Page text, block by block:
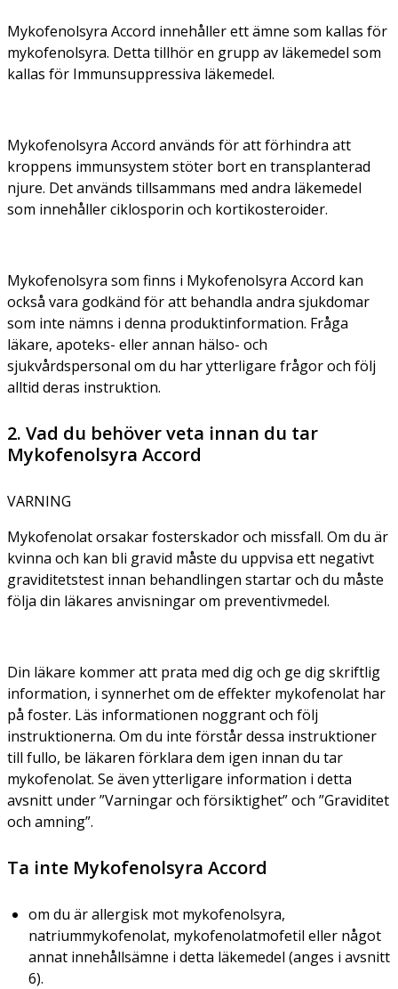
Mykofenolsyra Accord innehåller ett ämne som kallas för
mykofenolsyra. Detta tillhör en grupp av läkemedel som
kallas för Immunsuppressiva läkemedel.
Mykofenolsyra Accord används för att förhindra att
kroppens immunsystem stöter bort en transplanterad
njure. Det används tillsammans med andra läkemedel
som innehåller ciklosporin och kortikosteroider.
Mykofenolsyra som finns i Mykofenolsyra Accord kan
också vara godkänd för att behandla andra sjukdomar
som inte nämns i denna produktinformation. Fråga
läkare, apoteks- eller annan hälso- och
sjukvårdspersonal om du har ytterligare frågor och följ
alltid deras instruktion.
2. Vad du behöver veta innan du tar
Mykofenolsyra Accord
VARNING
Mykofenolat orsakar fosterskador och missfall. Om du är
kvinna och kan bli gravid måste du uppvisa ett negativt
graviditetstest innan behandlingen startar och du måste
följa din läkares anvisningar om preventivmedel.
Din läkare kommer att prata med dig och ge dig skriftlig
information, i synnerhet om de effekter mykofenolat har
på foster. Läs informationen noggrant och följ
instruktionerna. Om du inte förstår dessa instruktioner
till fullo, be läkaren förklara dem igen innan du tar
mykofenolat. Se även ytterligare information i detta
avsnitt under ”Varningar och försiktighet” och ”Graviditet
och amning”.
Ta inte Mykofenolsyra Accord
om du är allergisk mot mykofenolsyra,
natriummykofenolat, mykofenolatmofetil eller något
annat innehållsämne i detta läkemedel (anges i avsnitt
6).